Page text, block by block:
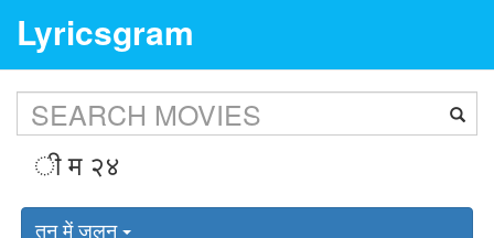
Lyricsgram
तन में जलन